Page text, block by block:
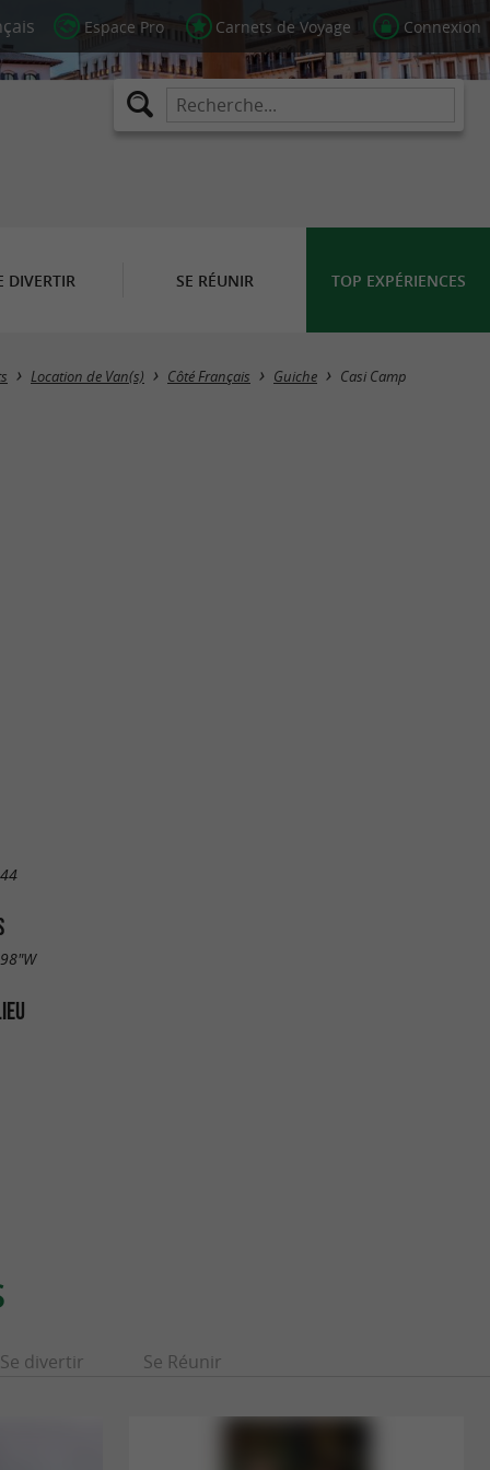
Espace Pro Carnets de Voyage Connexion
DIVERTIR SE RÉUNIR TOP EXPÉRIENCES
Location de Van(s) Côté Français Guiche Casi Camp
Se divertir Se Réunir